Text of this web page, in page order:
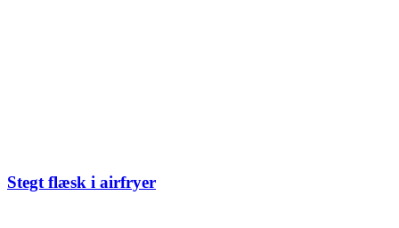
Stegt flæsk i airfryer